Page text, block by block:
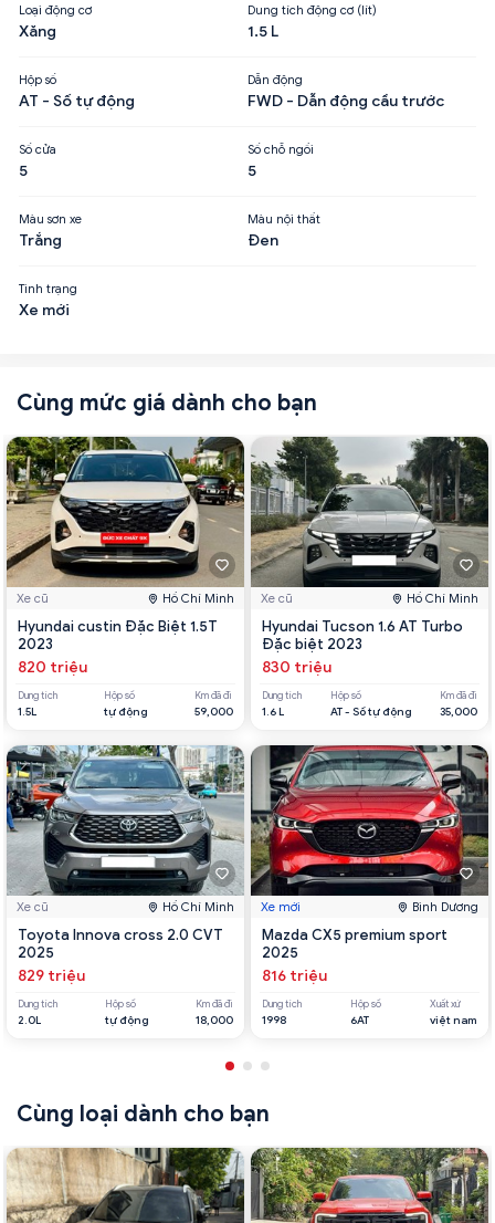
Loại động cơ
Xăng
Dung tích động cơ (lít)
1.5 L
Hộp số
AT - Số tự động
Dẫn động
FWD - Dẫn động cầu trước
Số cửa
5
Số chỗ ngồi
5
Màu sơn xe
Trắng
Màu nội thất
Đen
Tình trạng
Xe mới
Cùng mức giá dành cho bạn
Xe cũ Hồ Chí Minh
Hyundai custin Đặc Biệt 1.5T
2023
820 triệu
Dung tích
1.5L
Hộp số
tự động
Km đã đi
59,000
Xe cũ Hồ Chí Minh
Toyota Innova cross 2.0 CVT
2025
829 triệu
Dung tích
2.0L
Hộp số
tự động
Km đã đi
18,000
Xe cũ Hồ Chí Minh
Hyundai Tucson 1.6 AT Turbo
Đặc biệt 2023
830 triệu
Dung tích
1.6 L
Hộp số
AT - Số tự động
Km đã đi
35,000
Xe mới Bình Dương
Mazda CX5 premium sport
2025
816 triệu
Dung tích
1998
Hộp số
6AT
Xuất xứ
việt nam
Cùng loại dành cho bạn